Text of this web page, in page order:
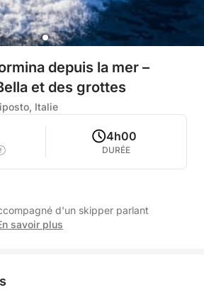
depuis la mer –
et des grottes
Italie
4h00
DURÉE
d'un skipper parlant
savoir plus